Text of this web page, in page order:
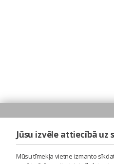
Jūsu izvēle attiecībā
Mūsu tīmekļa vietne izmanto